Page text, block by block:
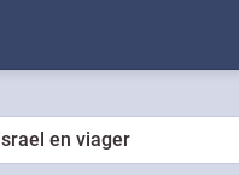
en viager